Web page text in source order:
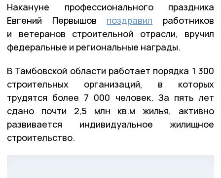
Накануне профессионального праздника
Евгений Первышов поздравил работников
и ветеранов строительной отрасли, вручил
федеральные и региональные награды.
В Тамбовской области работает порядка 1 300
строительных организаций, в которых
трудятся более 7 000 человек. За пять лет
сдано почти 2,5 млн кв.м жилья, активно
развивается индивидуальное жилищное
строительство.